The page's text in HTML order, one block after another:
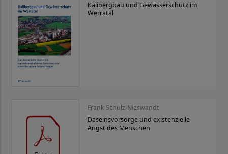
Kalibergbau und Gewässerschutz im
Werratal
Frank Schulz-Nieswandt
Daseinsvorsorge und existenzielle
Angst des Menschen